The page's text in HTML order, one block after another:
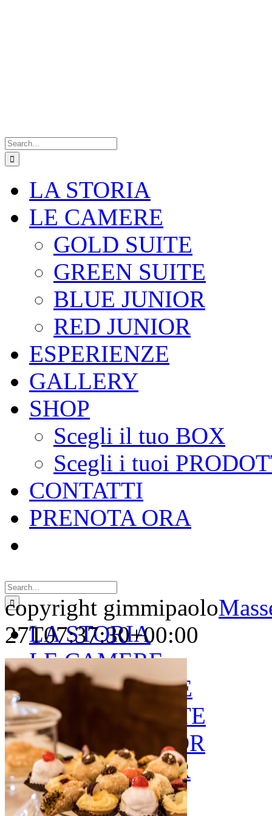
for:
LA STORIA
LE CAMERE
GOLD SUITE
GREEN SUITE
BLUE JUNIOR
RED JUNIOR
ESPERIENZE
GALLERY
SHOP
Scegli il tuo BOX
Scegli i tuoi
CONTATTI
PRENOTA ORA
for:
LA STORIA
LE CAMERE
GOLD SUITE
GREEN SUITE
BLUE JUNIOR
RED JUNIOR
ESPERIENZE
copyright gimmipaolo
27T07:37:30+00:00